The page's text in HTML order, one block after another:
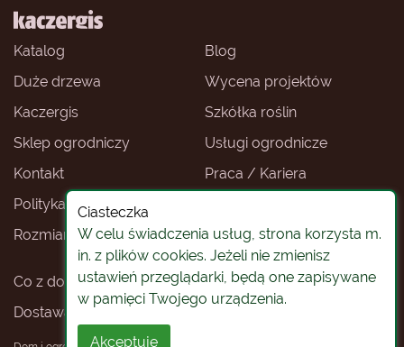
Ciasteczka
W celu świadczenia usług, strona korzysta m.
in. z plików cookies. Jeżeli nie zmienisz
ustawień przeglądarki, będą one zapisywane
w pamięci Twojego urządzenia.
Akceptuję
Katalog
Blog
Duże drzewa
Wycena projektów
Kaczergis
Szkółka roślin
Sklep ogrodniczy
Usługi ogrodnicze
Kontakt
Praca / Kariera
Polityka prywatności
Rozmiary roślin
Sklep ogrodniczy -
Wrocław
Co z doniczkami
Rośliny na pniu
Dostawa roślin
Koszty i warunki dostawy